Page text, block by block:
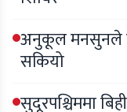
अनुकूल मनसुनले
सकियो
सुदूरपश्चिममा